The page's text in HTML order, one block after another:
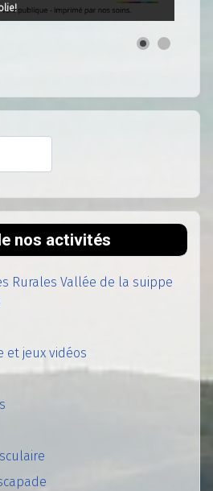
nos activités
Rurales Vallée de la suippe
et jeux vidéos